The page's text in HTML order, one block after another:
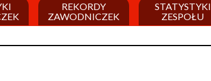
REKORDY
ZAWODNICZEK
STATYSTYKI
ZESPOŁU